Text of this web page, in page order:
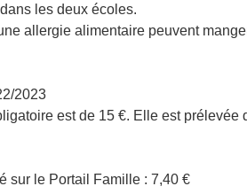
les deux écoles.
allergie alimentaire peuvent
2023
est de 15 €. Elle est prélevée
sur le Portail Famille : 7,40 €